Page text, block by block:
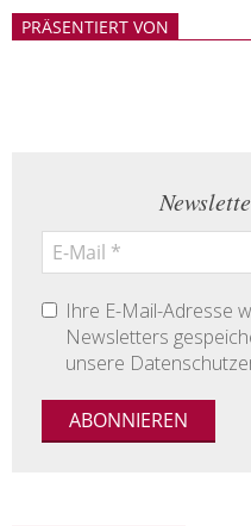
21PRÄSENTIERT VON
Ihre E-Mail-Adresse
Newsletters
unsere